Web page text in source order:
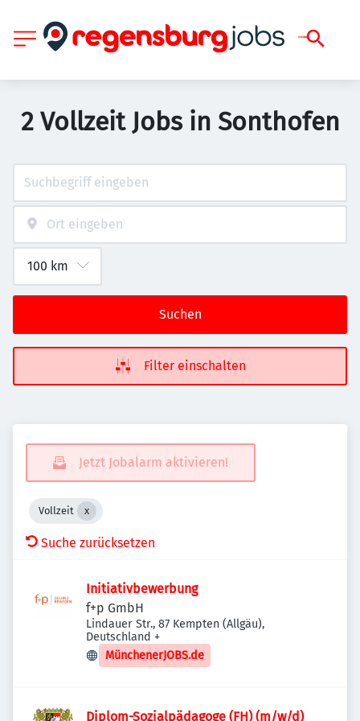
2 Vollzeit Jobs in Sonthofen
Suchen
Filter einschalten
Jetzt Jobalarm aktivieren!
Vollzeit
Suche zurücksetzen
Initiativbewerbung
f+p GmbH
Lindauer Str., 87 Kempten (Allgäu),
Deutschland +
MünchenerJOBS.de
Diplom-Sozialpädagoge (FH) (m/w/d)